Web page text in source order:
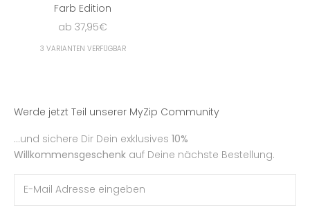
Farb Edition
Angebot
ab 37,95€
3 VARIANTEN VERFÜGBAR
Werde jetzt Teil unserer MyZip Community
...und sichere Dir Dein exklusives 10%
Willkommensgeschenk auf Deine nächste Bestellung.